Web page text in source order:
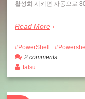
활성화 시키면 자동으로
Read More
PowerShell
2 comments
talsu